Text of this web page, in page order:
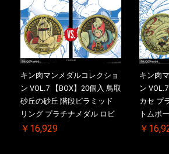
キン肉マンメダルコレクショ
ン VOL.7 【BOX】20個入 鳥取
砂丘の砂丘 階段ピラミッド
リング プラチナメダル ロビ
ンマスク VS.ネメシス 初回シ
￥16,929
キン肉
ン
カセ プ
トムボ
ニー 初
￥